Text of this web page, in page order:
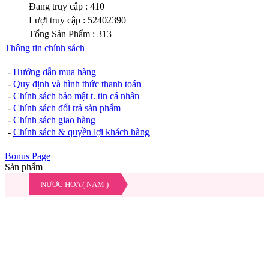
Đang truy cập : 410
Lượt truy cập : 52402390
Tổng Sản Phẩm : 313
Thông tin chính sách
- Hướng dẫn mua hàng
- Quy định và hình thức thanh toán
- Chính sách bảo mật t. tin cá nhân
- Chính sách đổi trả sản phẩm
- Chính sách giao hàng
- Chính sách & quyền lợi khách hàng
Bonus Page
Sản phẩm
NƯỚC HOA ( NAM )